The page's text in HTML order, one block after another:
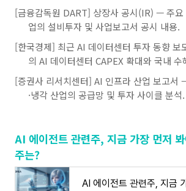
[금융감독원 DART] 상장사 공시(IR) — 주요
업의 설비투자 및 사업보고서 공시 내용.
[한국경제] 최근 AI 데이터센터 투자 동향
의 AI 데이터센터 CAPEX 확대와 국내 수
[증권사 리서치센터] AI 인프라 산업 보고서
·냉각 산업의 공급망 및 투자 사이클 분석.
AI 에이전트 관련주, 지금 가장 먼저
주는?